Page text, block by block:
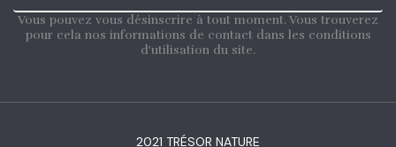
Vous pouvez vous désinscrire à tout moment. Vous trouverez
pour cela nos informations de contact dans les conditions
d'utilisation du site.
2021 TRÉSOR NATURE